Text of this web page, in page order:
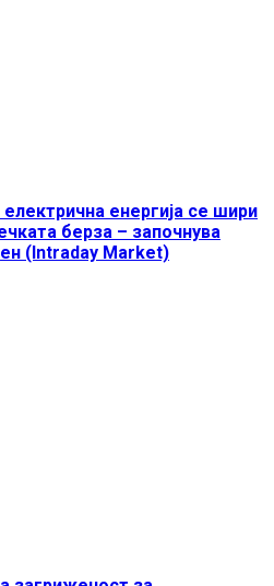
енергија се шири
берза – започнува
(Intraday Market)